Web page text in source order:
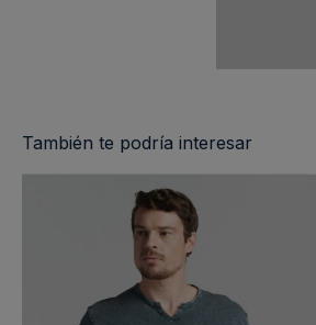
También te podría interesar